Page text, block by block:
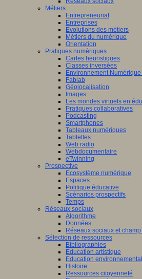
Métiers
Entrepreneuriat
Entreprises
Evolutions des métiers
Métiers du numérique
Orientation
Pratiques numériques
Cartes heuristiques
Classes inversées
Environnement Numérique
Fablab
Géolocalisation
Images
Les mondes virtuels en
Pratiques collaboratives
Podcasting
Smartphones
Tableaux numériques
Tablettes
Web radio
Webdocumentaire
eTwinning
Prospective
Ecosystème numérique
Espaces
Politique éducative
Scénarios prospectifs
Temps
Réseaux sociaux
Algorithme
Données
Réseaux sociaux et
Sélection de ressources
Bibliographies
Education artistique
Education
Histoire
Ressources citoyenneté